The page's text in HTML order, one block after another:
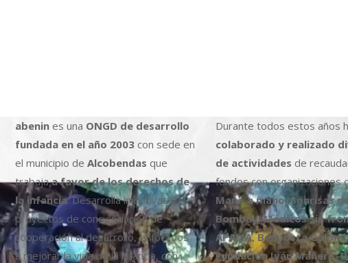
abenines una ONGD de desarrollo
fundada en el año 2003con sede en
el municipio de Alcobendas que
trabajaa favor de los derechos de
la infancia. Desarrolla iniciativas y
proyectos de concienciación de
cooperación al desarrollo, enfocados
a mejorar la vida de la infancia, con
Durante todos estos años
colaborado y realizado
de actividades de
fondos con organizaciones
Mano a mano, Sonrisas
Bombay, Médicos sin
APAMA, Benposta
Fundación Iván Mañero,